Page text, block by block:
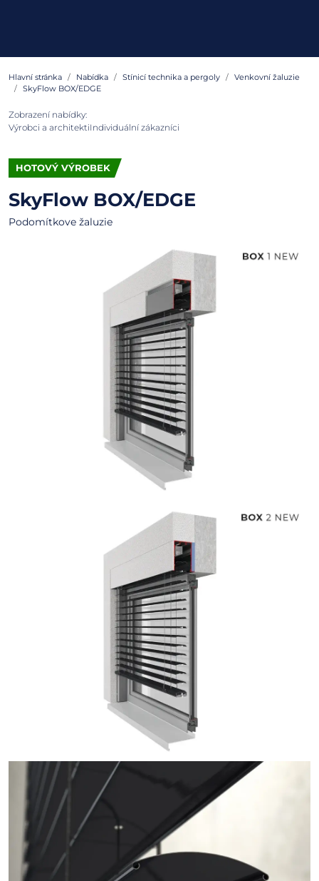
Hlavní stránka Nabídka Stínicí technika a pergoly
Venkovní žaluzie
SkyFlow BOX/EDGE
Zobrazení nabídky:
Výrobci a architektiIndividuální zákazníci
HOTOVÝ VÝROBEK
SkyFlow BOX/EDGE
Podomítkove žaluzie